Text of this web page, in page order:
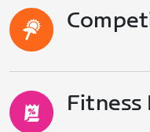
Fitness